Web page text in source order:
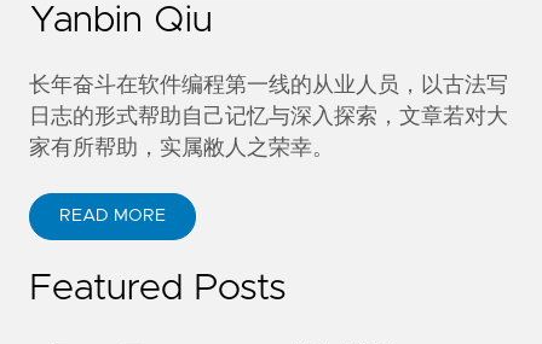
Yanbin Qiu
长年奋斗在软件编程第一线的从业人员，以古法写
日志的形式帮助自己记忆与深入探索，文章若对大
家有所帮助，实属敝人之荣幸。
READ MORE
Featured Posts